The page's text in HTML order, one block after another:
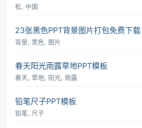
松, 中国
23张黑色PPT背景图片打包免费下载
背景, 黑色, 图片
春天阳光雨露草地PPT模板
春天, 草地, 阳光, 雨露
铅笔尺子PPT模板
铅笔, 尺子